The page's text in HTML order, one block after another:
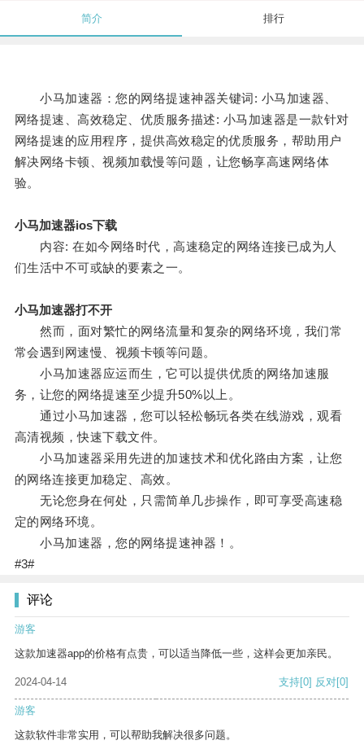
简介 排行
小马加速器：您的网络提速神器关键词: 小马加速器、
网络提速、高效稳定、优质服务描述: 小马加速器是一款针对
网络提速的应用程序，提供高效稳定的优质服务，帮助用户
解决网络卡顿、视频加载慢等问题，让您畅享高速网络体
验。
小马加速器ios下载
内容: 在如今网络时代，高速稳定的网络连接已成为人
们生活中不可或缺的要素之一。
小马加速器打不开
然而，面对繁忙的网络流量和复杂的网络环境，我们常
常会遇到网速慢、视频卡顿等问题。
小马加速器应运而生，它可以提供优质的网络加速服
务，让您的网络提速至少提升50%以上。
通过小马加速器，您可以轻松畅玩各类在线游戏，观看
高清视频，快速下载文件。
小马加速器采用先进的加速技术和优化路由方案，让您
的网络连接更加稳定、高效。
无论您身在何处，只需简单几步操作，即可享受高速稳
定的网络环境。
小马加速器，您的网络提速神器！。
#3#
评论
游客
这款加速器app的价格有点贵，可以适当降低一些，这样会更加亲民。
2024-04-14 支持[0] 反对[0]
游客
这款软件非常实用，可以帮助我解决很多问题。